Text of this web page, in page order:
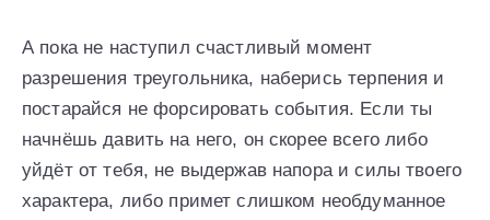
А пока не наступил счастливый момент
разрешения треугольника, наберись терпения и
постарайся не форсировать события. Если ты
начнёшь давить на него, он скорее всего либо
уйдёт от тебя, не выдержав напора и силы твоего
характера, либо примет слишком необдуманное